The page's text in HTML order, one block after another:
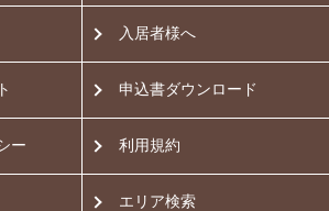
入居者様へ
申込書ダウンロード
ー 利用規約
エリア検索